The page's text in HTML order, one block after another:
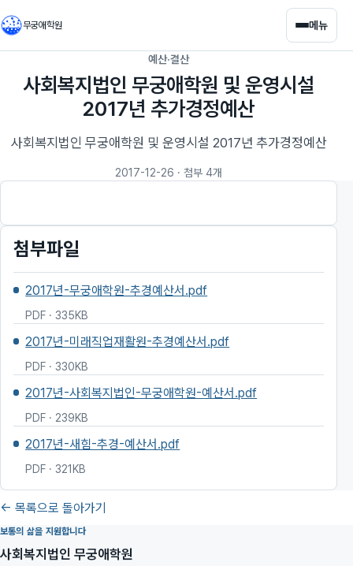
무궁애학원 메뉴
예산·결산
사회복지법인 무궁애학원 및 운영시설
2017년 추가경정예산
사회복지법인 무궁애학원 및 운영시설 2017년 추가경정예산
2017-12-26 · 첨부 4개
첨부파일
2017년-무궁애학원-추경예산서.pdf
PDF · 335KB
2017년-미래직업재활원-추경예산서.pdf
PDF · 330KB
2017년-사회복지법인-무궁애학원-예산서.pdf
PDF · 239KB
2017년-새힘-추경-예산서.pdf
PDF · 321KB
← 목록으로 돌아가기
보통의 삶을 지원합니다
사회복지법인 무궁애학원